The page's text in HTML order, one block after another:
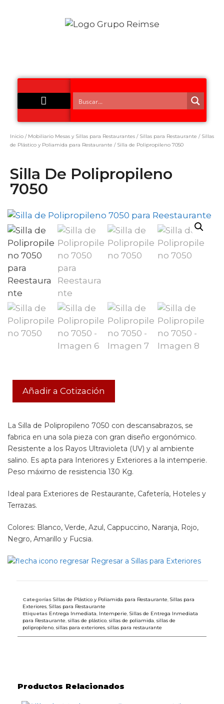
Inicio / Mobiliario Mesas y Sillas para Restaurantes / Sillas para Restaurante / Sillas
de Plástico y Poliamida para Restaurante / Silla de Polipropileno 7050
Silla De Polipropileno
7050
Añadir a Cotización
La Silla de Polipropileno 7050 con descansabrazos, se
fabrica en una sola pieza con gran diseño ergonómico.
Resistente a los Rayos Ultravioleta (UV) y al ambiente
salino. Es apta para Interiores y Exteriores a la intemperie.
Peso máximo de resistencia 130 Kg.
Ideal para Exteriores de Restaurante, Cafetería, Hoteles y
Terrazas.
Colores: Blanco, Verde, Azul, Cappuccino, Naranja, Rojo,
Negro, Amarillo y Fucsia.
Regresar a Sillas para Exteriores
Categorías Sillas de Plástico y Poliamida para Restaurante Sillas para
Exteriores Sillas para Restaurante
Etiquetas Entrega Inmediata Intemperie Sillas de Entrega Inmediata
para Restaurante sillas de plástico sillas de poliamida sillas de
polipropileno sillas para exteriores sillas para restaurante
Productos Relacionados